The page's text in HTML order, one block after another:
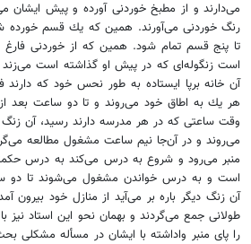
مى‌دارند و از مطبخ خوردنى آورده و پيش ايشان
رنگ خوردنى مى‌آورند. همين كه يك قسم خورده
تا پنج قسم تمام شود. همين كه از خوردنى
است زنگوله‌اى كه در پيش او گذاشته است
آن خانه برپا ايستاده به طور نحس خود كه دارند
هر يك به اطاق خود مى‌روند و تا دو ساعت بعد
وقت ساعتى كه در هر مدرسه دارند رسيد، آن زنگ
مى‌روند و در آن‌جا نيم ساعت مشغول مطالعه
منبر مى‌رود و شروع به درس مى‌كند به درس
است و به درس خواندن مشغول مى‌شوند تا دو
آن زنگ ديگر باره بر مى‌آيد از منازل خود بيرون
طولانى جمع مى‌گردند و بهمان نحو اين استاد نيز
را پاى منبر واداشته با ايشان در مسأله